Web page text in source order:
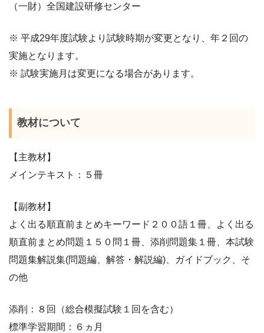
（一財）全国建設研修センター
※ 平成29年度試験より試験時期が変更となり、年２回の
実施となります。
※ 試験実施月は変更になる場合があります。
教材について
【主教材】
メインテキスト：５冊
【副教材】
よく出る順直前まとめキーワード２００語１冊、よく出る
順直前まとめ問題１５０問１冊、添削問題集１冊、本試験
問題集解説集(問題編、解答・解説編)、ガイドブック、そ
の他
添削：８回（総合模擬試験１回を含む）
標準学習期間：６ヵ月